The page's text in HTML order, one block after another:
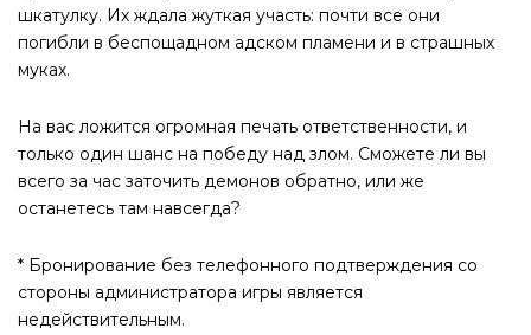
шкатулку. Их ждала жуткая участь: почти все они
погибли в беспощадном адском пламени и в страшных
муках.
На вас ложится огромная печать ответственности, и
только один шанс на победу над злом. Сможете ли вы
всего за час заточить демонов обратно, или же
останетесь там навсегда?
* Бронирование без телефонного подтверждения со
стороны администратора игры является
недействительным.